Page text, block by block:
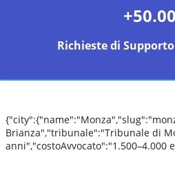
Richieste di
Brianza","tribunale":"Tribunale di
anni","costoAvvocato":"1.500–4.000